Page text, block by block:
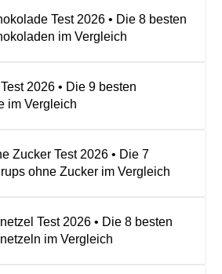
Test 2026 • Die 8 besten
im Vergleich
2026 • Die 9 besten
im Vergleich
Zucker Test 2026 • Die 7
ohne Zucker im Vergleich
Test 2026 • Die 8 besten
im Vergleich